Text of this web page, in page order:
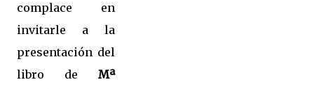
complace en
invitarle a la
presentación del
libro de Mª